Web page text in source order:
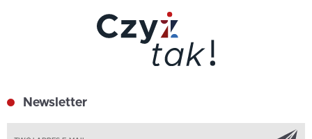
Newsletter